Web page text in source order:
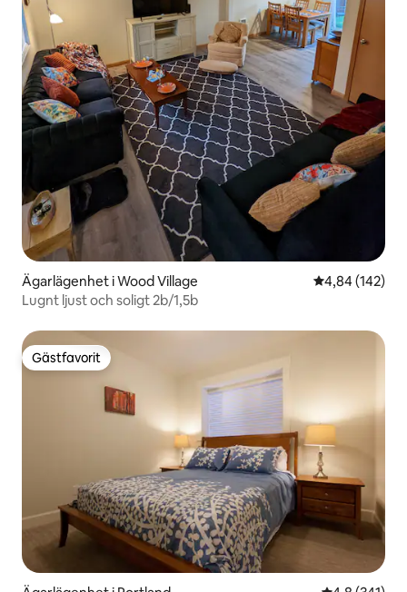
Ägarlägenhet i Wood Village 4,84 av 5 i
4,84 (142)
Lugnt ljust och soligt 2b/1,5b
Gästfavorit
Gästfavorit